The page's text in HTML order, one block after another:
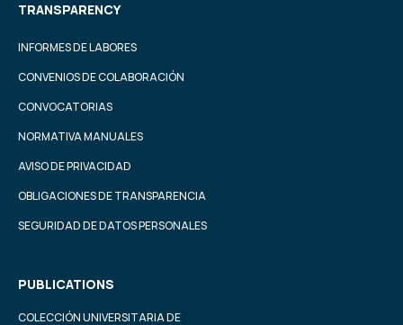
TRANSPARENCY
INFORMES DE LABORES
CONVENIOS DE COLABORACIÓN
CONVOCATORIAS
NORMATIVA MANUALES
AVISO DE PRIVACIDAD
OBLIGACIONES DE TRANSPARENCIA
SEGURIDAD DE DATOS PERSONALES
PUBLICATIONS
COLECCIÓN UNIVERSITARIA DE